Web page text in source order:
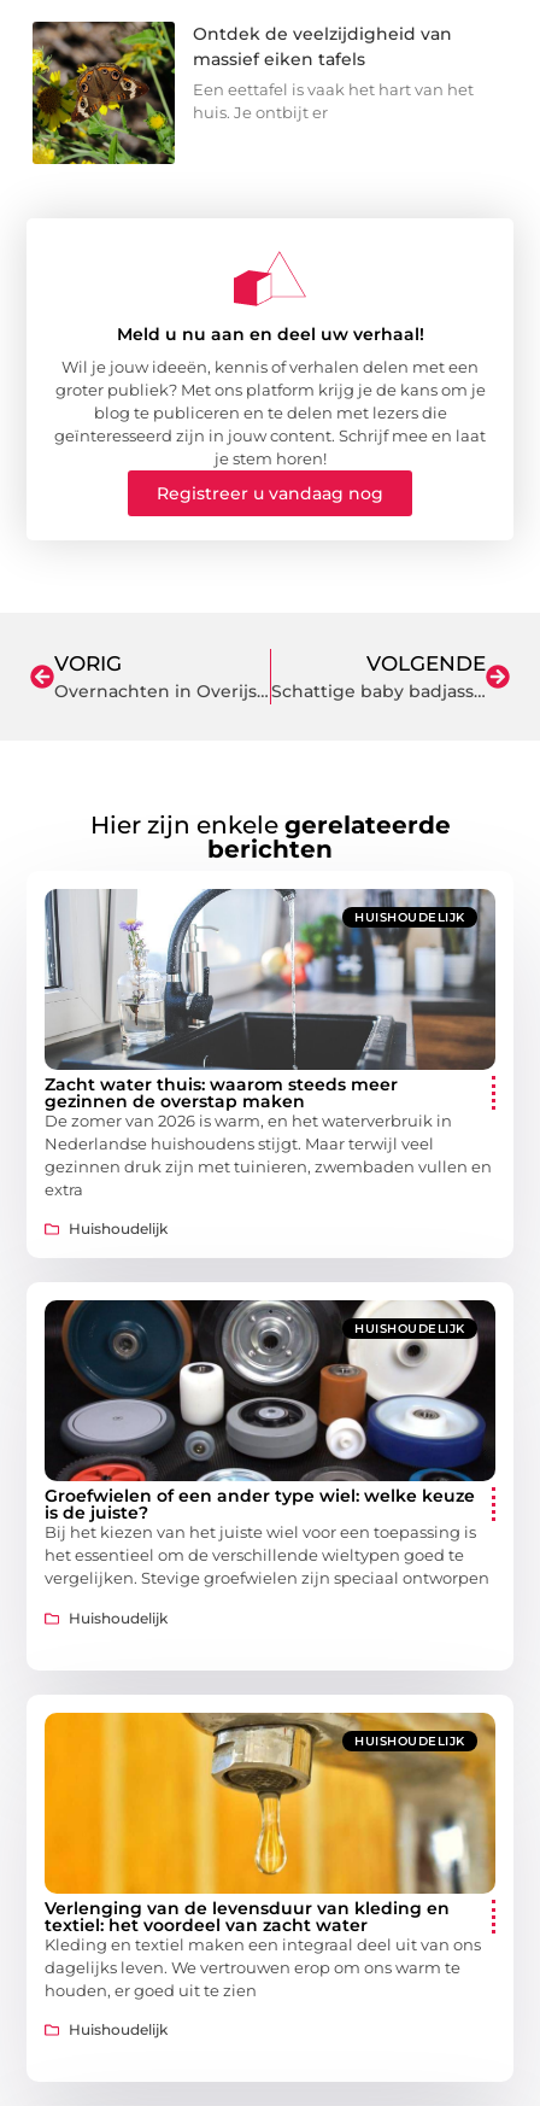
Ontdek de veelzijdigheid van
massief eiken tafels
Een eettafel is vaak het hart van het
huis. Je ontbijt er
Meld u nu aan en deel uw verhaal!
Wil je jouw ideeën, kennis of verhalen delen met een
groter publiek? Met ons platform krijg je de kans om je
blog te publiceren en te delen met lezers die
geïnteresseerd zijn in jouw content. Schrijf mee en laat
je stem horen!
Registreer u vandaag nog
VORIG
Overnachten in Overijssel: Een Unieke Mix van Rust en Avontuur
VOLGENDE
Schattige baby badjassen voor gelukkige kleintjes
Hier zijn enkele gerelateerde
berichten
HUISHOUDELIJK
Zacht water thuis: waarom steeds meer
gezinnen de overstap maken
De zomer van 2026 is warm, en het waterverbruik in
Nederlandse huishoudens stijgt. Maar terwijl veel
gezinnen druk zijn met tuinieren, zwembaden vullen en
extra
Huishoudelijk
HUISHOUDELIJK
Groefwielen of een ander type wiel: welke keuze
is de juiste?
Bij het kiezen van het juiste wiel voor een toepassing is
het essentieel om de verschillende wieltypen goed te
vergelijken. Stevige groefwielen zijn speciaal ontworpen
Huishoudelijk
HUISHOUDELIJK
Verlenging van de levensduur van kleding en
textiel: het voordeel van zacht water
Kleding en textiel maken een integraal deel uit van ons
dagelijks leven. We vertrouwen erop om ons warm te
houden, er goed uit te zien
Huishoudelijk